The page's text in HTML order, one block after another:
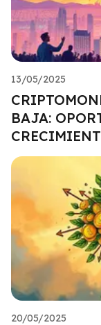
13/05/2025
BAJA:
20/05/2025